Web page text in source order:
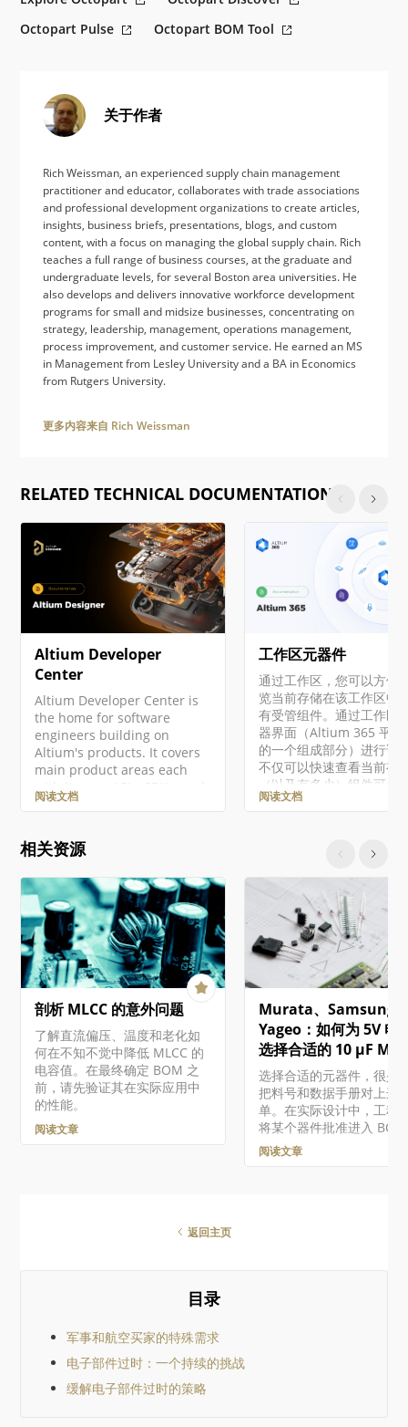
Octopart Pulse
Octopart BOM Tool
关于作者
Rich Weissman, an experienced supply chain management
practitioner and educator, collaborates with trade associations
and professional development organizations to create articles,
insights, business briefs, presentations, blogs, and custom
content, with a focus on managing the global supply chain. Rich
teaches a full range of business courses, at the graduate and
undergraduate levels, for several Boston area universities. He
also develops and delivers innovative workforce development
programs for small and midsize businesses, concentrating on
strategy, leadership, management, operations management,
process improvement, and customer service. He earned an MS
in Management from Lesley University and a BA in Economics
from Rutgers University.
更多内容来自 Rich Weissman
RELATED TECHNICAL DOCUMENTATION
Altium Developer
Center
Altium Developer Center is
the home for software
engineers building on
Altium's products. It covers
main product areas each
with its own APIs, SDKs, and
integration surfaces. Access
managed through
Altium Developer Center,
where you can enroll in
programs to access
Altium 365 API,
Altium Designer SDK,
Embeddable Viewer, and
other developer products.
Altium 365 Altium 365…
阅读文档
工作区元器件
通过工作区，您可以方便
览当前存储在该工作区中
有受管组件。通过工作区
器界面（Altium 365 平台
的一个组成部分）进行访
不仅可以快速查看当前有
（以及有多少）组件可供
用，还可以查看这些组件
查看有关组件健康状况的
更多详细信息，使您能够
件进行相应的评估和修复
文档将介绍如何通过工作
览器界面处理现有的受管
件。有关在设计软件中使
些组件的概述，包括创建
受管组件和迁移现有的基
件的组件库，请参阅构建
护组件和库。 虽然 "受管
件"（或 "组件库组件"）
存储在工作区中的组件，
这些组件相关的功能存在
异，这取决于您对 Altium
的访问级别。 访问组件
Workspace 浏览器界面的
Library – Components
问受管组件…
阅读文档
相关资源
剖析 MLCC 的意外问题
了解直流偏压、温度和老化如
何在不知不觉中降低 MLCC 的
电容值。在最终确定 BOM 之
前，请先验证其在实际应用中
的性能。
阅读文章
Murata、Samsung
Yageo：如何为 5V 电
选择合适的 10 µF
选择合适的元器件，很少
把料号和数据手册对上这
单。在实际设计中，工程
将某个器件批准进入
前，必须在电气性能、电
量、可靠性、价格、供货
MLCC。目标很简单：通
阅读文章
返回主页
目录
军事和航空买家的特殊需求
电子部件过时：一个持续的挑战
缓解电子部件过时的策略